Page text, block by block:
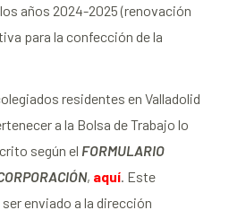
años 2024-2025 (renovación
para la confección de la
residentes en Valladolid
a la Bolsa de Trabajo lo
según el FORMULARIO
, aquí. Este
enviado a la dirección